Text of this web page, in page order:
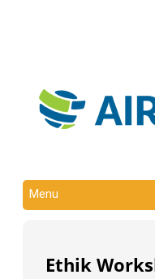
Menu
Ethik